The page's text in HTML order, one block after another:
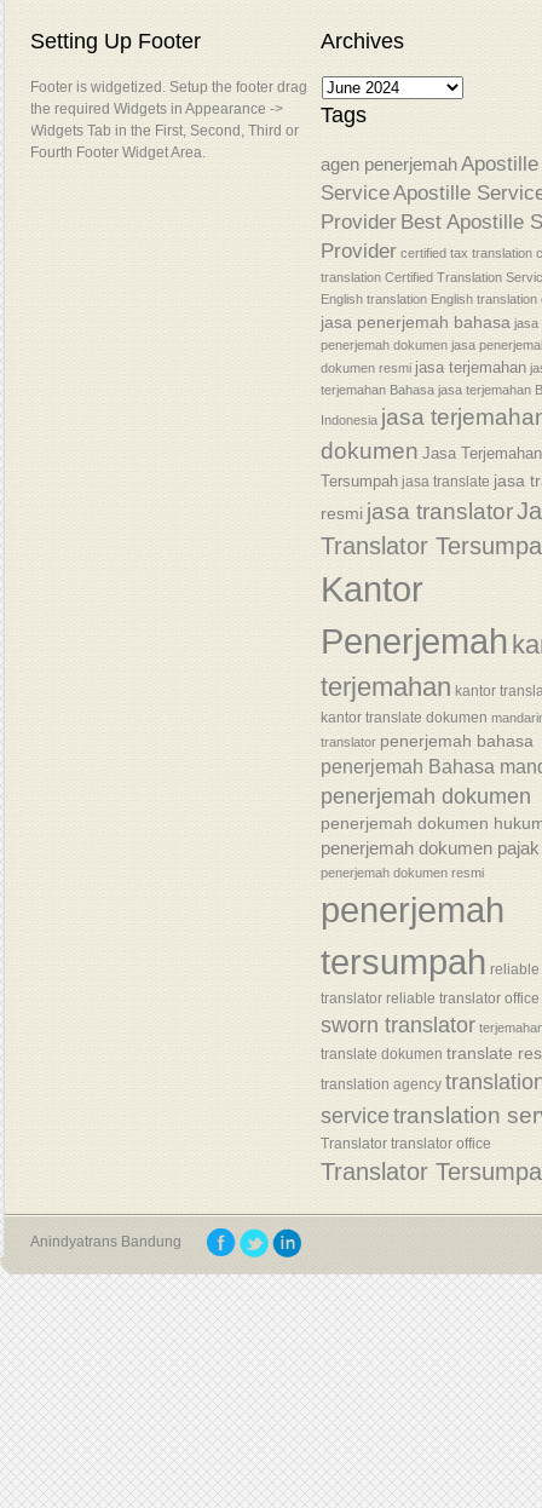
Setting Up Footer
Footer is widgetized. Setup the footer drag
the required Widgets in Appearance ->
Widgets Tab in the First, Second, Third or
Fourth Footer Widget Area.
Archives
Tags
agen penerjemah Apostille
ServiceApostille
Provider Best Apostille
Provider certified tax translation
translation Certified Translation
English translation English
jasa penerjemah bahasa jasa
penerjemah dokumen jasa
dokumen resmi jasa terjemahan
terjemahan Bahasa jasa terjemahan
Indonesia jasa
dokumen Jasa Terjemahan
Tersumpah jasa translate jasa
resmi jasa translator
Translator
Kantor
Penerjemah
terjemahan kantor
kantor translate dokumen
translator penerjemah bahasa
penerjemah Bahasa
penerjemah dokumen
penerjemah dokumen
penerjemah dokumen pajak
penerjemah dokumen resmi
penerjemah
tersumpah reliable
translator reliable translator office
sworn translator
translate dokumen translate
translation agency
servicetranslation
Translator translator office
Translator
Anindyatrans Bandung